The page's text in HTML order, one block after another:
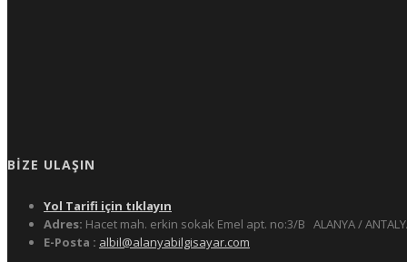
BIZE ULAŞIN
Yol Tarifi için tıklayın
Adres: Hacet mah. erkin sokak Emel apt. no:3/B ALANYA /
E-Posta : albil@alanyabilgisayar.com